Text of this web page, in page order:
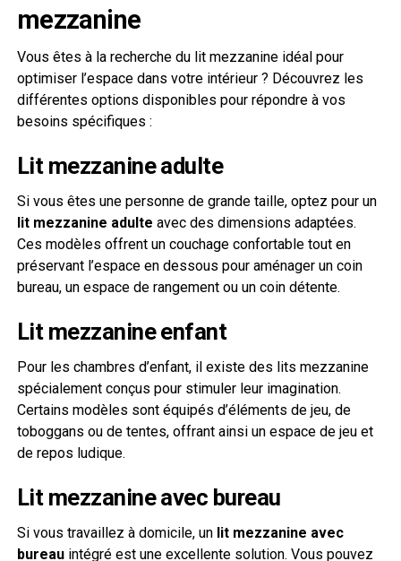
mezzanine
Vous êtes à la recherche du lit mezzanine idéal pour
optimiser l’espace dans votre intérieur ? Découvrez les
différentes options disponibles pour répondre à vos
besoins spécifiques :
Lit mezzanine adulte
Si vous êtes une personne de grande taille, optez pour un
lit mezzanine adulte avec des dimensions adaptées.
Ces modèles offrent un couchage confortable tout en
préservant l’espace en dessous pour aménager un coin
bureau, un espace de rangement ou un coin détente.
Lit mezzanine enfant
Pour les chambres d’enfant, il existe des lits mezzanine
spécialement conçus pour stimuler leur imagination.
Certains modèles sont équipés d’éléments de jeu, de
toboggans ou de tentes, offrant ainsi un espace de jeu et
de repos ludique.
Lit mezzanine avec bureau
Si vous travaillez à domicile, un lit mezzanine avec
bureauintégré est une excellente solution. Vous pouvez